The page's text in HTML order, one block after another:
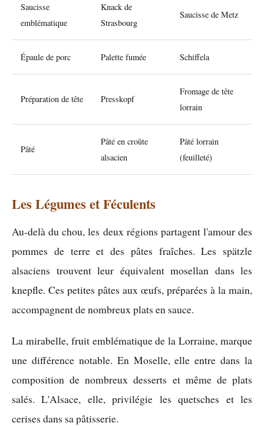
Saucisse
emblématique
Knack de
Strasbourg
Saucisse de Metz
Épaule de porc Palette fumée Schiffela
Préparation de tête Presskopf
Fromage de tête
lorrain
Pâté
Pâté en croûte
alsacien
Pâté lorrain
(feuilleté)
Les Légumes et Féculents
Au-delà du chou, les deux régions partagent l'amour des
pommes de terre et des pâtes fraîches. Les spätzle
alsaciens trouvent leur équivalent mosellan dans les
knepfle. Ces petites pâtes aux œufs, préparées à la main,
accompagnent de nombreux plats en sauce.
La mirabelle, fruit emblématique de la Lorraine, marque
une différence notable. En Moselle, elle entre dans la
composition de nombreux desserts et même de plats
salés. L'Alsace, elle, privilégie les quetsches et les
cerises dans sa pâtisserie.